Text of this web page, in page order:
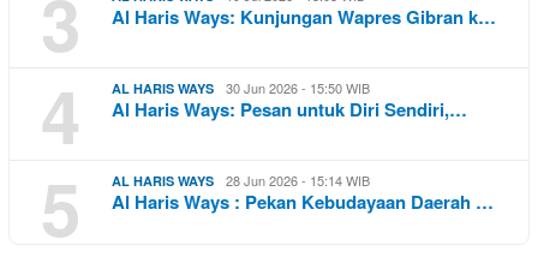
3 Al Haris Ways: Kunjungan Wapres Gibran k…
4 AL HARIS WAYS 30 Jun 2026 - 15:50 WIB
Al Haris Ways: Pesan untuk Diri Sendiri,…
5 AL HARIS WAYS 28 Jun 2026 - 15:14 WIB
Al Haris Ways : Pekan Kebudayaan Daerah …